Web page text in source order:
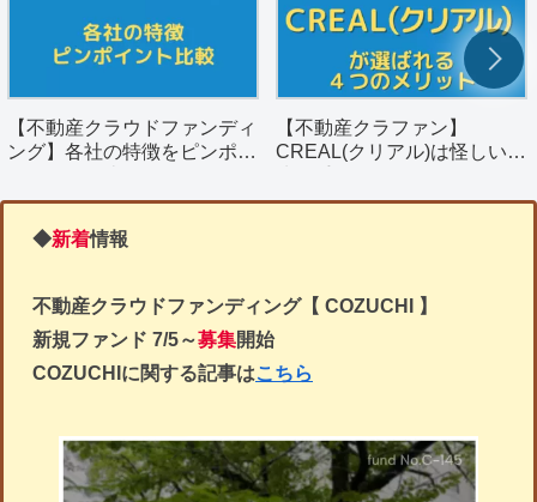
【不動産クラウドファンディ
ング】各社の特徴をピンポイ
【不動産クラファン】
CREAL(クリアル)は怪しい？
を解説。
◆新着情報
不動産クラウドファンディング【 COZUCHI 】
新規ファンド 7/5～募集開始
COZUCHIに関する記事はこちら